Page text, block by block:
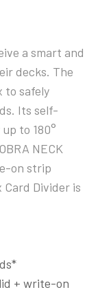
a smart and
decks. The
to safely
Its self-
to 180°
NECK
on strip
Card Divider is
+ write-on